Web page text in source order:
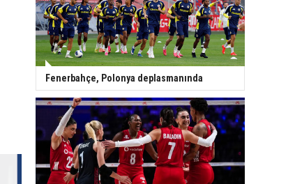
Fenerbahçe, Polonya deplasmanında